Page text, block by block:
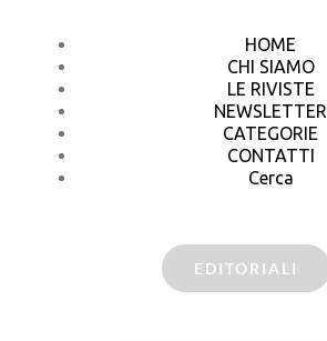
HOME
CHI SIAMO
LE RIVISTE
NEWSLETTER
CATEGORIE
CONTATTI
Cerca
EDITORIALI